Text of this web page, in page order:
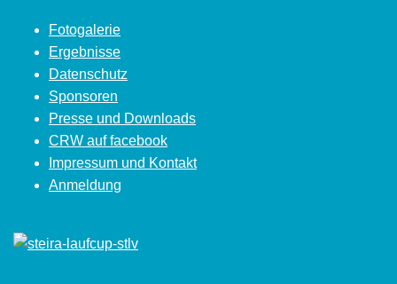
Fotogalerie
Ergebnisse
Datenschutz
Sponsoren
Presse und Downloads
CRW auf facebook
Impressum und Kontakt
Anmeldung